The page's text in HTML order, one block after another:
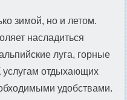
зимой, но и летом.
насладиться
луга, горные
отдыхающих
удобствами.